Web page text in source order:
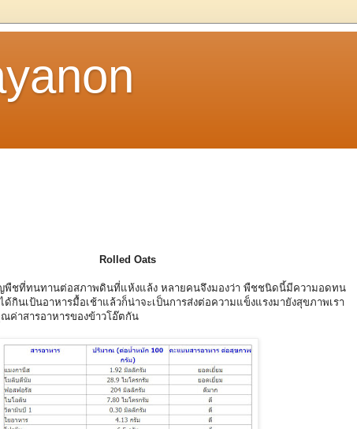
Rolled Oats
ที่ทนทานต่อสภาพดินที่แห้งแล้ง หลายคนจึงมองว่า พืชชนิดนี้มีความอดทน
ด้กินเป้นอาหารมื้อเช้าแล้วก็น่าจะเป็นการส่งต่อความแข็งแรงมายังสุขภาพเรา
ค่าสารอาหารของข้าวโอ๊ตกัน